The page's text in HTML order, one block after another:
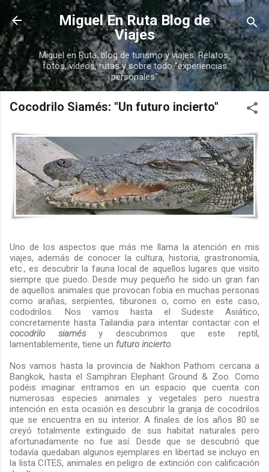
Ir al contenido principal
Miguel En Ruta Blog de
Viajes
Miguel en Ruta, blog de turismo y viajes. Relatos,
fotos, vídeos, rutas y sobre todo "experiencias
personales"
Cocodrilo Siamés: "Un futuro incierto"
Uno de los aspectos que más me llama la atención en mis
viajes, además de conocer la cultura, historia, grastronomía,
etc., es descubrir la fauna local de aquellos lugares que visito
siempre que puedo. Desde muy pequeño he sido un gran fan
de aquellos animales que provocan fobia en muchas personas
como arañas, serpientes, tiburones o, como en este caso,
cododrilos. Nos vamos hasta el Sudeste Asiático,
concretamente hasta Tailandia para intentar contactar con el
cocodrilo siamésy descubrimos que este reptil,
lamentablemente, tiene un futuro incierto.
Nos vamos hasta la provincia de Nakhon Pathom cercana a
Bangkok, hasta el Samphran Elephant Ground & Zoo. Como
podéis imaginar entramos en un espacio que cuenta con
numerosas especies animales y vegetales pero nuestra
intención en esta ocasión es descubrir la granja de cocodrilos
que se encuentra en su interior. A finales de los años 80 se
creyó totalmente extinguido de sus habitat naturales pero
afortunadamente no fue así. Desde que se descubrió que
todavía quedaban algunos ejemplares en libertad se incluyo en
la lista CITES, animales en peligro de extinción con calificación